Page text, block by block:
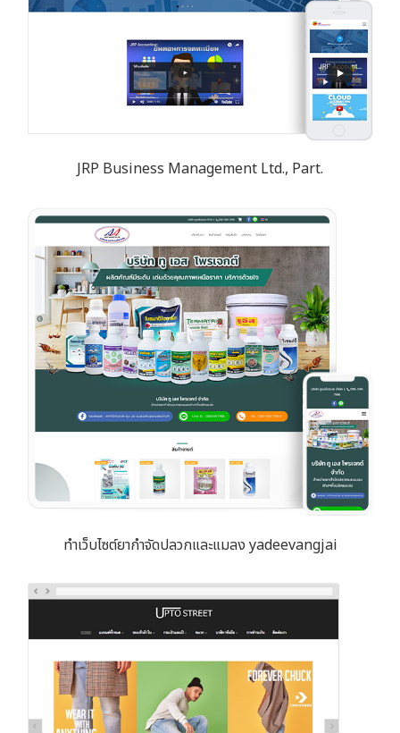
JRP Business Management Ltd., Part.
ทำเว็บไซต์ยากำจัดปลวกและแมลง yadeevangjai